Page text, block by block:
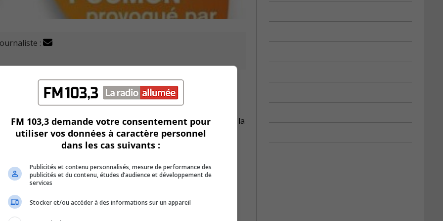
:
à la dernière campagne du programme Occupe-toi du
imposée par Santé Canada.
cause de cancer du poumon chez les non-fumeurs.
d’un accompagnement du programme pour corriger la
d’installer un système d’atténuation du radon dans
90% en moyenne.
sur le radon (PNCR-C) peut généralement
FM 103,3 demande votre consentement pour
utiliser vos données à caractère personnel
dans les cas suivants :
Publicités et contenu personnalisés, mesure de performance des
publicités et du contenu, études d’audience et développement de
services
Stocker et/ou accéder à des informations sur un appareil